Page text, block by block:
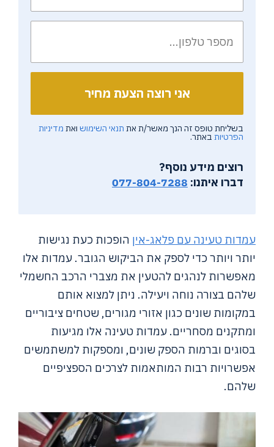
בשליחת טופס זה הנך מאשר/ת את תנאי השימוש ואת מדיניות
הפרטיות באתר.
רוצים מידע נוסף?
דברו איתנו: 077-804-7288
עמדות טעינה עם פלאג-אין הופכות כעת נגישות
יותר ויותר כדי לספק את הביקוש הגובר. עמדות אלו
מאפשרות לנהגים להטעין את מצברי הרכב החשמלי
שלהם בצורה נוחה ויעילה. ניתן למצוא אותם
במקומות שונים כגון אזורי מגורים, שטחים ציבוריים
ומתקנים מסחריים. עמדות טעינה אלו מגיעות
בסוגים וברמות הספק שונים, ומספקות למשתמשים
אפשרויות רבות המותאמות לצרכים הספציפיים
שלהם.